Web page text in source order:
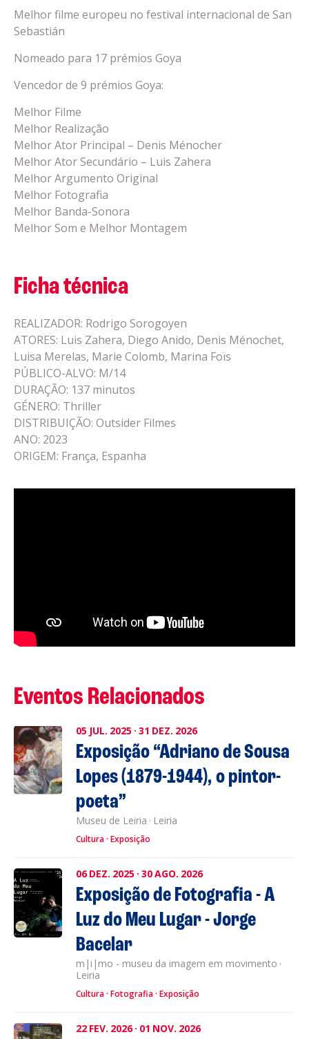
Melhor filme europeu no festival internacional de San
Sebastián
Nomeado para 17 prémios Goya
Vencedor de 9 prémios Goya:
Melhor Filme
Melhor Realização
Melhor Ator Principal – Denis Ménocher
Melhor Ator Secundário – Luis Zahera
Melhor Argumento Original
Melhor Fotografia
Melhor Banda-Sonora
Melhor Som e Melhor Montagem
Ficha técnica
REALIZADOR: Rodrigo Sorogoyen
ATORES: Luis Zahera, Diego Anido, Denis Ménochet,
Luisa Merelas, Marie Colomb, Marina Foïs
PÚBLICO-ALVO: M/14
DURAÇÃO: 137 minutos
GÉNERO: Thriller
DISTRIBUIÇÃO: Outsider Filmes
ANO: 2023
ORIGEM: França, Espanha
Eventos Relacionados
05 JUL. 2025 · 31 DEZ. 2026
Exposição “Adriano de Sousa
Lopes (1879-1944), o pintor-
poeta”
Museu de Leiria · Leiria
Cultura Exposição
06 DEZ. 2025 · 30AGO. 2026
Exposição de Fotografia - A
Luz do Meu Lugar - Jorge
Bacelar
m|i|mo - museu da imagem em movimento ·
Leiria
Cultura Fotografia Exposição
22 FEV. 2026 · 01 NOV. 2026